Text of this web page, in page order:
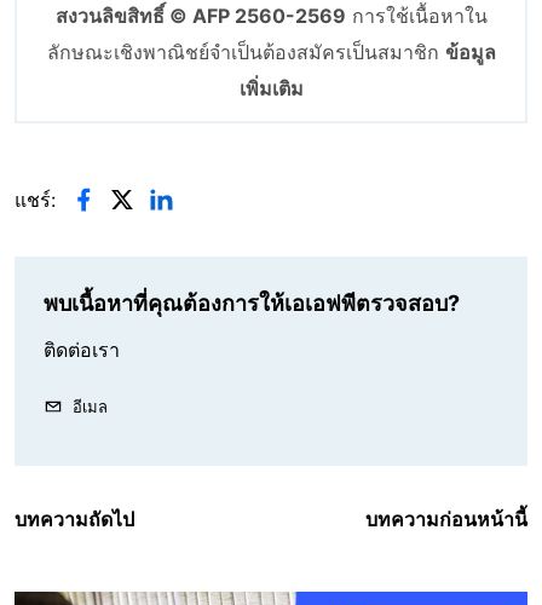
สงวนลิขสิทธิ์ © AFP 2560-2569 การใช้เนื้อหาใน
ลักษณะเชิงพาณิชย์จำเป็นต้องสมัครเป็นสมาชิก ข้อมูล
เพิ่มเติม
แชร์:
พบเนื้อหาที่คุณต้องการให้เอเอฟพีตรวจสอบ?
ติดต่อเรา
อีเมล
บทความถัดไป บทความก่อนหน้านี้